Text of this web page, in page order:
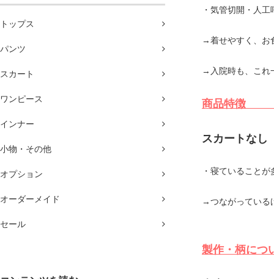
トップス
パンツ
スカート
ワンピース
インナー
小物・その他
オプション
オーダーメイド
セール
・気管切開・人
→着せやすく、お
→入院時も、これ
商
スカートな
・寝ていること
→つながっている
製作